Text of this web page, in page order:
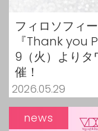
フィロソフィ
『Thank you
9（火）よりタ
催！
2026.05.29
news